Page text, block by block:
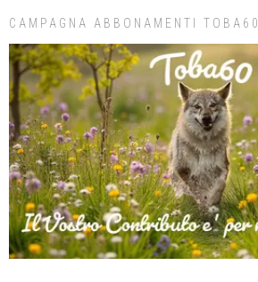
CAMPAGNA ABBONAMENTI TOBA60